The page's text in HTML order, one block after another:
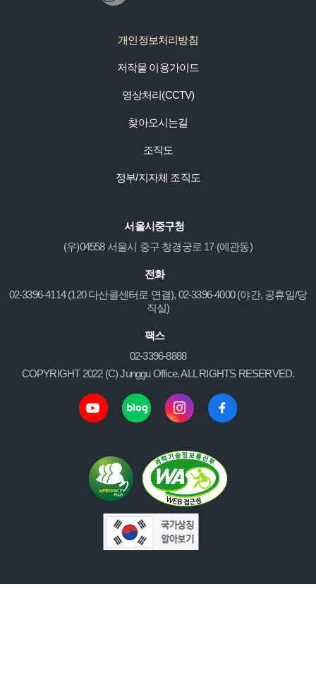
개인정보처리방침
저작물 이용가이드
영상처리(CCTV)
찾아오시는길
조직도
정부/지자체 조직도
서울시중구청
(우)04558 서울시 중구 창경궁로 17 (예관동)
전화
02-3396-4114 (120 다산콜센터로 연결), 02-3396-4000 (야간, 공휴일/당
직실)
팩스
02-3396-8888
COPYRIGHT 2022 (C) Junggu Office. ALL RIGHTS RESERVED.